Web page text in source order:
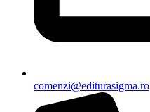
comenzi@editurasigma.ro